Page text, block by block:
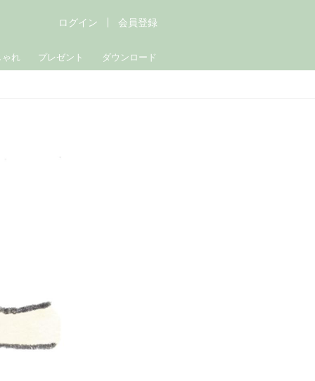
ゃれ プレゼント ダウンロード
ログイン 会員登録